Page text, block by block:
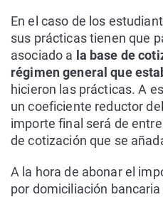
En el caso de los
sus prácticas tienen que
asociado a la base de
régimen general que
hicieron las prácticas. A
un coeficiente reductor del
importe final será de
de cotización que se
A la hora de abonar el
por domiciliación